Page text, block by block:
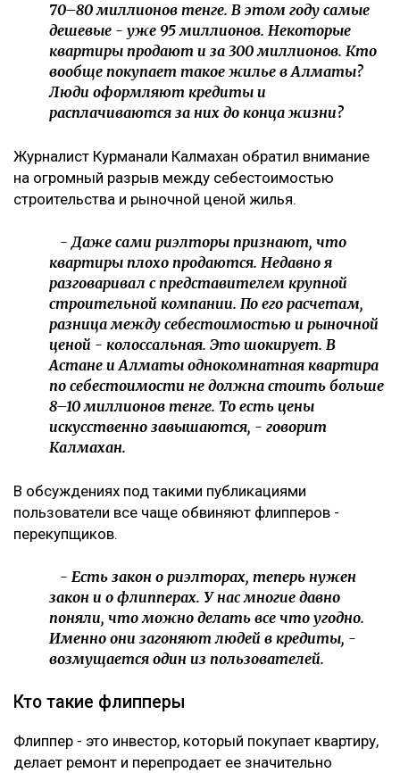
70–80 миллионов тенге. В этом году самые
дешевые - уже 95 миллионов. Некоторые
квартиры продают и за 300 миллионов. Кто
вообще покупает такое жилье в Алматы?
Люди оформляют кредиты и
расплачиваются за них до конца жизни?
Журналист Курманали Калмахан обратил внимание
на огромный разрыв между себестоимостью
строительства и рыночной ценой жилья.
- Даже сами риэлторы признают, что
квартиры плохо продаются. Недавно я
разговаривал с представителем крупной
строительной компании. По его расчетам,
разница между себестоимостью и рыночной
ценой - колоссальная. Это шокирует. В
Астане и Алматы однокомнатная квартира
по себестоимости не должна стоить больше
8–10 миллионов тенге. То есть цены
искусственно завышаются, - говорит
Калмахан.
В обсуждениях под такими публикациями
пользователи все чаще обвиняют флипперов -
перекупщиков.
- Есть закон о риэлторах, теперь нужен
закон и о флипперах. У нас многие давно
поняли, что можно делать все что угодно.
Именно они загоняют людей в кредиты, -
возмущается один из пользователей.
Кто такие флипперы
Флиппер - это инвестор, который покупает квартиру,
делает ремонт и перепродает ее значительно